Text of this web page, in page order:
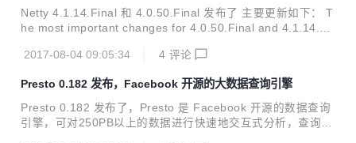
型可能并不完全一样，比如http请求时，有请求的返回码（in
t）以及响应报文（String） 对于java人员来说，遇到这种情况
时，一般的解决方案是编写一个类，类里只有2个属性，分别
是以上2个，然后返回给调用者。是不是有种胸闷的感...
Netty 4.1.14.Final 和 4.0.50.Final 发布了 主要更新如下： T
he most important changes for 4.0.50.Final and 4.1.14.Fi
(#7038) Correctly run all pending tasks for EmbeddedCha
est Channel out of the Simple...
2017-08-04 09:05:34 4 评论
Presto 0.182 发布，Facebook 开源的大数据查询引擎
Presto 0.182 发布了，Presto 是 Facebook 开源的数据查询
引擎，可对250PB以上的数据进行快速地交互式分析，查询的